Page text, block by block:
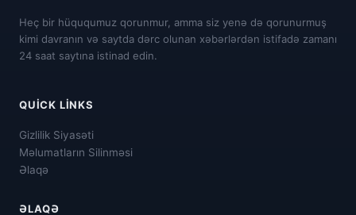
Heç bir hüququmuz qorunmur, amma siz yenə də qorunurmuş
kimi davranın və saytda dərc olunan xəbərlərdən istifadə zamanı
24 saat saytına istinad edin.
QUICK LINKS
Gizlilik Siyasəti
Məlumatların Silinməsi
Əlaqə
ƏLAQƏ